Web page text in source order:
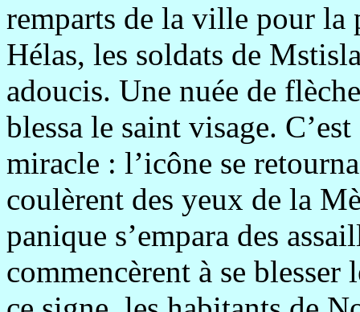
remparts de la ville pour la
Hélas, les soldats de
adoucis. Une nuée de
blessa le saint visage.
miracle : l’icône se
coulèrent des yeux de la
panique s’empara des
commencèrent à se blesser